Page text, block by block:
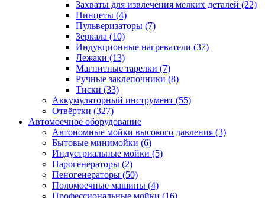
Захваты для извлечения мелких деталей (22)
Пинцеты (4)
Пульверизаторы (7)
Зеркала (10)
Индукционные нагреватели (37)
Лежаки (13)
Магнитные тарелки (7)
Ручные заклепочники (8)
Тиски (33)
Аккумуляторный инструмент (55)
Отвёртки (327)
Автомоечное оборудование
Автономные мойки высокого давления (3)
Бытовые минимойки (6)
Индустриальные мойки (5)
Парогенераторы (2)
Пеногенераторы (50)
Поломоечные машины (4)
Профессиональные мойки (16)